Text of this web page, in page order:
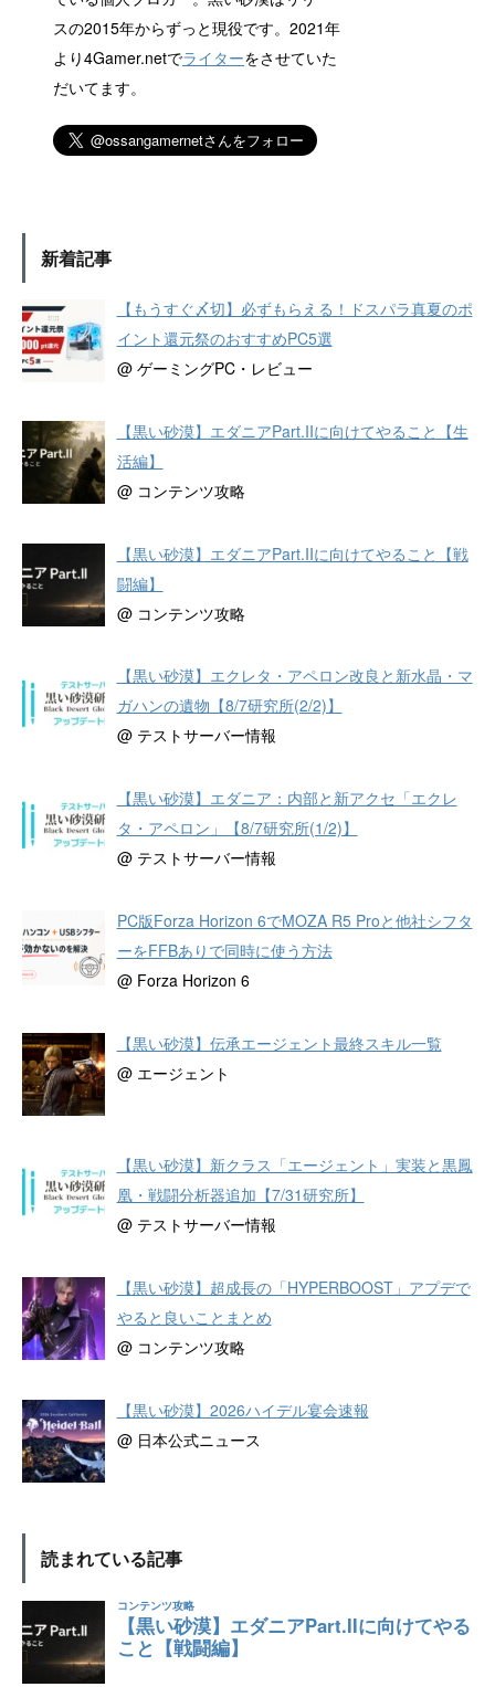
スの2015年からずっと現役です。2021年
より4Gamer.netでライターをさせていた
だいてます。
新着記事
【もうすぐ〆切】必ずもらえる！ドスパラ真夏のポ
イント還元祭のおすすめPC5選
@ ゲーミングPC・レビュー
【黒い砂漠】エダニアPart.IIに向けてやること【生
活編】
@ コンテンツ攻略
【黒い砂漠】エダニアPart.IIに向けてやること【戦
闘編】
@ コンテンツ攻略
【黒い砂漠】エクレタ・アペロン改良と新水晶・マ
ガハンの遺物【8/7研究所(2/2)】
@ テストサーバー情報
【黒い砂漠】エダニア：内部と新アクセ「エクレ
タ・アペロン」【8/7研究所(1/2)】
@ テストサーバー情報
PC版Forza Horizon 6でMOZA R5 Proと他社シフタ
ーをFFBありで同時に使う方法
@ Forza Horizon 6
【黒い砂漠】伝承エージェント最終スキル一覧
@ エージェント
【黒い砂漠】新クラス「エージェント」実装と黒鳳
凰・戦闘分析器追加【7/31研究所】
@ テストサーバー情報
【黒い砂漠】超成長の「HYPERBOOST」アプデで
やると良いことまとめ
@ コンテンツ攻略
【黒い砂漠】2026ハイデル宴会速報
@ 日本公式ニュース
読まれている記事